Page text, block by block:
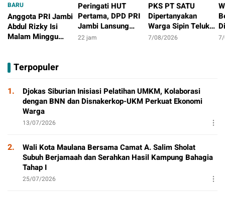
BARU
Anggota PRI Jambi
Abdul Rizky Isi
Malam Minggu
Aktivitas Positif
Peringati HUT
Pertama, DPD PRI
Jambi Lansung
Berbagi Dengan
22 jam
PKS PT SATU
Dipertanyakan
Warga Sipin Teluk
Duren, Jarak Dekat
7/08/2026
Terpopuler
1.
Djokas Siburian Inisiasi Pelatihan UMKM, Kolaborasi
dengan BNN dan Disnakerkop-UKM Perkuat Ekonomi
Warga
13/07/2026
2.
Wali Kota Maulana Bersama Camat A. Salim Sholat
Subuh Berjamaah dan Serahkan Hasil Kampung Bahagia
Tahap I
25/07/2026